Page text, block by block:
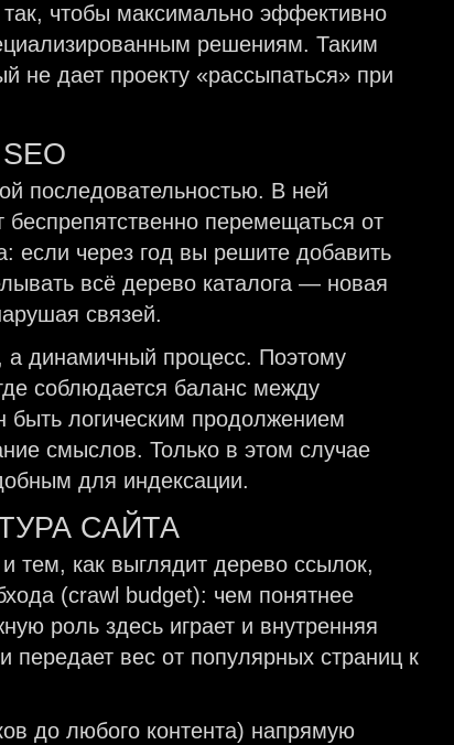
чтобы максимально эффективно
решениям. Таким
не дает проекту «рассыпаться» при
последовательностью. В ней
беспрепятственно перемещаться от
если через год вы решите добавить
всё дерево каталога — новая
связей.
а динамичный процесс. Поэтому
соблюдается баланс между
логическим продолжением
смыслов. Только в этом случае
для индексации.
САЙТА
тем, как выглядит дерево ссылок,
(crawl budget): чем понятнее
роль здесь играет и внутренняя
передает вес от популярных страниц к
до любого контента) напрямую